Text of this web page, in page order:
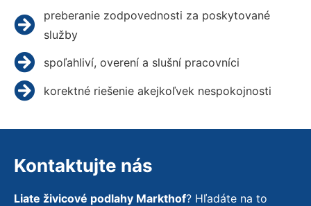
preberanie zodpovednosti za poskytované
služby
spoľahliví, overení a slušní pracovníci
korektné riešenie akejkoľvek nespokojnosti
Kontaktujte nás
Liate živicové podlahy Markthof? Hľadáte na to